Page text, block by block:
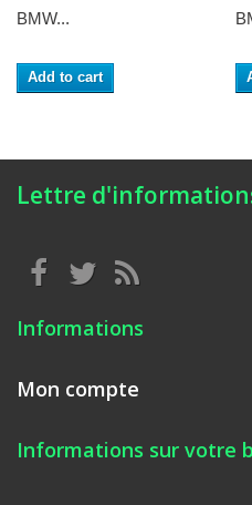
BMW...
Add to cart
Lettre
Informations
Mon compte
Informations sur votre